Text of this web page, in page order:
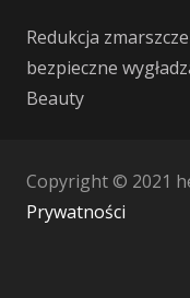
Redukcja
bezpieczne
Beauty
Copyright © 2021
Prywatności